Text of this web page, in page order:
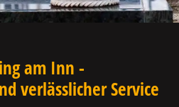
am Inn -
verlässlicher Service